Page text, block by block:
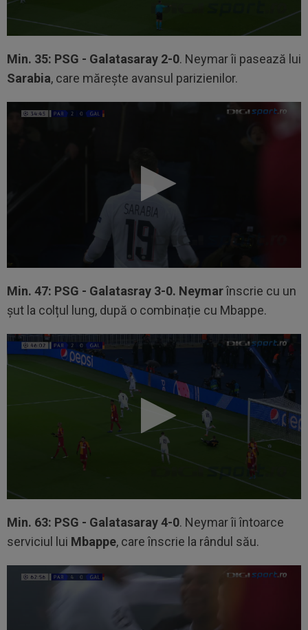
Min. 35: PSG - Galatasaray 2-0. Neymar îi pasează lui
Sarabia, care mărește avansul parizienilor.
Min. 47: PSG - Galatasray 3-0. Neymarînscrie cu un
șut la colțul lung, după o combinație cu Mbappe.
Min. 63: PSG - Galatasaray 4-0. Neymar îi întoarce
serviciul lui Mbappe, care înscrie la rândul său.